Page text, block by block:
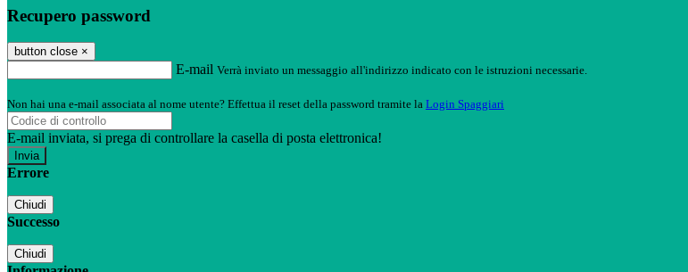
Recupero password
button close ×
E-mail Verrà inviato un messaggio all'indirizzo indicato con le istruzioni necessarie.
Non hai una e-mail associata al nome utente? Effettua il reset della password tramite la Login Spaggiari
E-mail inviata, si prega di controllare la casella di posta elettronica!
Errore
Chiudi
Successo
Chiudi